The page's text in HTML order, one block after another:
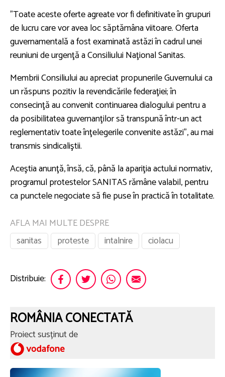
”Toate aceste oferte agreate vor fi definitivate în grupuri
de lucru care vor avea loc săptămâna viitoare. Oferta
guvernamentală a fost examinată astăzi în cadrul unei
reuniuni de urgenţă a Consiliului Naţional Sanitas.
Membrii Consiliului au apreciat propunerile Guvernului ca
un răspuns pozitiv la revendicările federaţiei; în
consecinţă au convenit continuarea dialogului pentru a
da posibilitatea guvernanţilor să transpună într-un act
reglementativ toate înţelegerile convenite astăzi”, au mai
transmis sindicaliştii.
Aceştia anunţă, însă, că, până la apariţia actului normativ,
programul protestelor SANITAS rămâne valabil, pentru
ca punctele negociate să fie puse în practică în totalitate.
AFLA MAI MULTE DESPRE
sanitas
proteste intalnire ciolacu
Distribuie:
ROMÂNIA CONECTATĂ
Proiect susținut de